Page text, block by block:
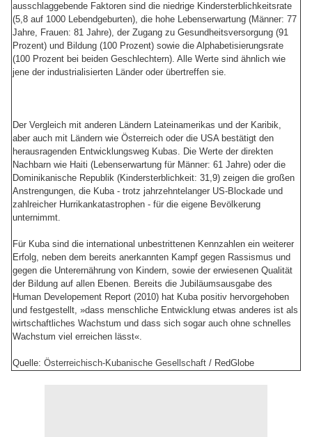
ausschlaggebende Faktoren sind die niedrige Kindersterblichkeitsrate
(5,8 auf 1000 Lebendgeburten), die hohe Lebenserwartung (Männer: 77
Jahre, Frauen: 81 Jahre), der Zugang zu Gesundheitsversorgung (91
Prozent) und Bildung (100 Prozent) sowie die Alphabetisierungsrate
(100 Prozent bei beiden Geschlechtern). Alle Werte sind ähnlich wie
jene der industrialisierten Länder oder übertreffen sie.
Der Vergleich mit anderen Ländern Lateinamerikas und der Karibik,
aber auch mit Ländern wie Österreich oder die USA bestätigt den
herausragenden Entwicklungsweg Kubas. Die Werte der direkten
Nachbarn wie Haiti (Lebenserwartung für Männer: 61 Jahre) oder die
Dominikanische Republik (Kindersterblichkeit: 31,9) zeigen die großen
Anstrengungen, die Kuba - trotz jahrzehntelanger US-Blockade und
zahlreicher Hurrikankatastrophen - für die eigene Bevölkerung
unternimmt.
Für Kuba sind die international unbestrittenen Kennzahlen ein weiterer
Erfolg, neben dem bereits anerkannten Kampf gegen Rassismus und
gegen die Unterernährung von Kindern, sowie der erwiesenen Qualität
der Bildung auf allen Ebenen. Bereits die Jubiläumsausgabe des
Human Developement Report (2010) hat Kuba positiv hervorgehoben
und festgestellt, »dass menschliche Entwicklung etwas anderes ist als
wirtschaftliches Wachstum und dass sich sogar auch ohne schnelles
Wachstum viel erreichen lässt«.
Quelle: Österreichisch-Kubanische Gesellschaft / RedGlobe